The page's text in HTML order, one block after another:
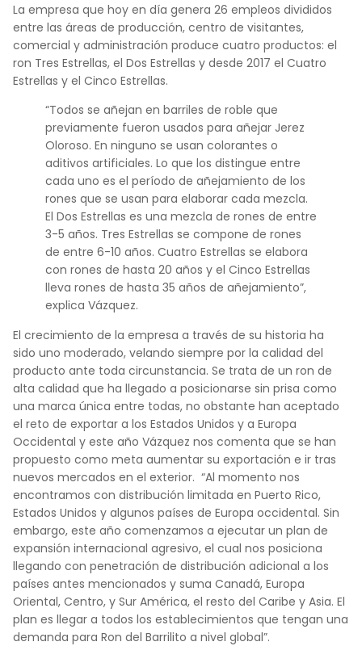
La empresa que hoy en día genera 26 empleos divididos
entre las áreas de producción, centro de visitantes,
comercial y administración produce cuatro productos: el
ron Tres Estrellas, el Dos Estrellas y desde 2017 el Cuatro
Estrellas y el Cinco Estrellas.
“Todos se añejan en barriles de roble que
previamente fueron usados para añejar Jerez
Oloroso. En ninguno se usan colorantes o
aditivos artificiales. Lo que los distingue entre
cada uno es el período de añejamiento de los
rones que se usan para elaborar cada mezcla.
El Dos Estrellas es una mezcla de rones de entre
3-5 años. Tres Estrellas se compone de rones
de entre 6-10 años. Cuatro Estrellas se elabora
con rones de hasta 20 años y el Cinco Estrellas
lleva rones de hasta 35 años de añejamiento”,
explica Vázquez.
El crecimiento de la empresa a través de su historia ha
sido uno moderado, velando siempre por la calidad del
producto ante toda circunstancia. Se trata de un ron de
alta calidad que ha llegado a posicionarse sin prisa como
una marca única entre todas, no obstante han aceptado
el reto de exportar a los Estados Unidos y a Europa
Occidental y este año Vázquez nos comenta que se han
propuesto como meta aumentar su exportación e ir tras
nuevos mercados en el exterior. “Al momento nos
encontramos con distribución limitada en Puerto Rico,
Estados Unidos y algunos países de Europa occidental. Sin
embargo, este año comenzamos a ejecutar un plan de
expansión internacional agresivo, el cual nos posiciona
llegando con penetración de distribución adicional a los
países antes mencionados y suma Canadá, Europa
Oriental, Centro, y Sur América, el resto del Caribe y Asia. El
plan es llegar a todos los establecimientos que tengan una
demanda para Ron del Barrilito a nivel global”.